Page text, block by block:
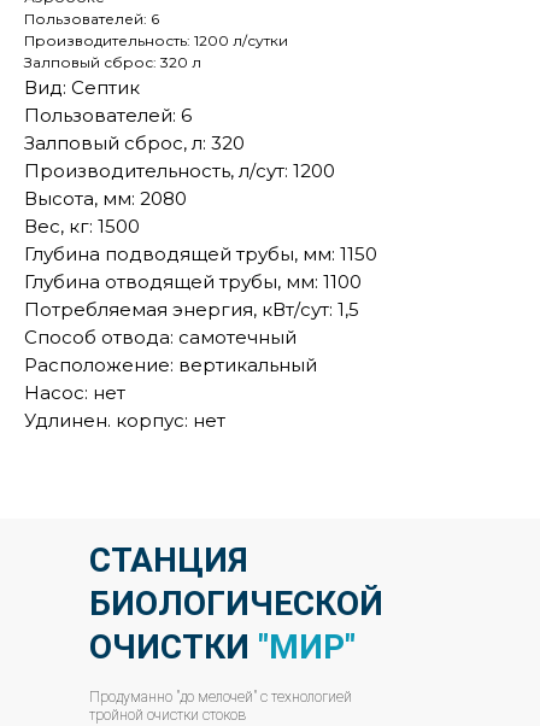
Пользователей: 6
Производительность: 1200 л/сутки
Залповый сброс: 320 л
Вид: Септик
Пользователей: 6
Залповый сброс, л: 320
Производительность, л/сут: 1200
Высота, мм: 2080
Вес, кг: 1500
Глубина подводящей трубы, мм: 1150
Глубина отводящей трубы, мм: 1100
Потребляемая энергия, кВт/сут: 1,5
Способ отвода: самотечный
Расположение: вертикальный
Насос: нет
Удлинен. корпус: нет
СТАНЦИЯ
БИОЛОГИЧЕСКОЙ
ОЧИСТКИ "МИР"
Продуманно "до мелочей" с технологией
тройной очистки стоков